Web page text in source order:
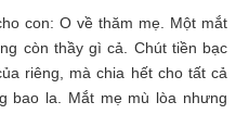
con: O về thăm mẹ. Một mắt
còn thầy gì cả. Chút tiền bạc
riêng, mà chia hết cho tất cả
bao la. Mắt mẹ mù lòa nhưng